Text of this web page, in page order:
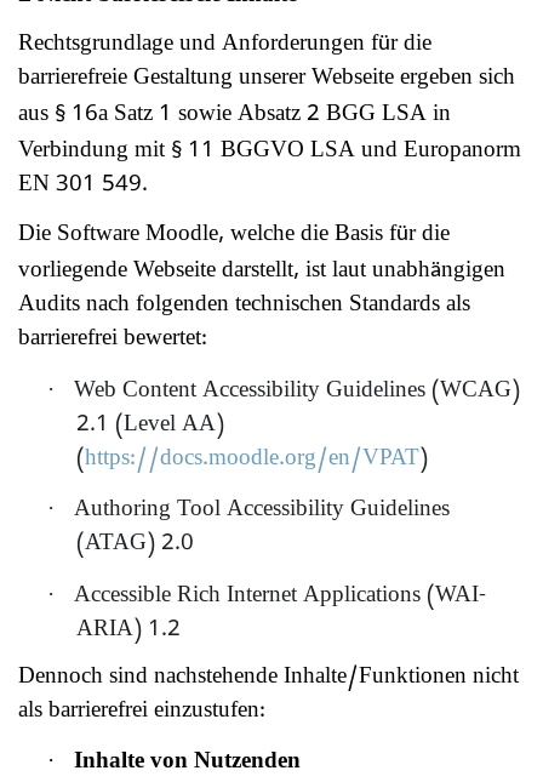
Rechtsgrundlage und Anforderungen für die
barrierefreie Gestaltung unserer Webseite ergeben sich
aus § 16a Satz 1 sowie Absatz 2 BGG LSA in
Verbindung mit § 11 BGGVO LSA und Europanorm
EN 301 549.
Die Software Moodle, welche die Basis für die
vorliegende Webseite darstellt, ist laut unabhängigen
Audits nach folgenden technischen Standards als
barrierefrei bewertet:
·
Web Content Accessibility Guidelines (WCAG)
2.1 (Level AA)
(https://docs.moodle.org/en/VPAT)
·
Authoring Tool Accessibility Guidelines
(ATAG) 2.0
·
Accessible Rich Internet Applications (WAI-
ARIA) 1.2
Dennoch sind nachstehende Inhalte/Funktionen nicht
als barrierefrei einzustufen:
·
Inhalte von Nutzenden